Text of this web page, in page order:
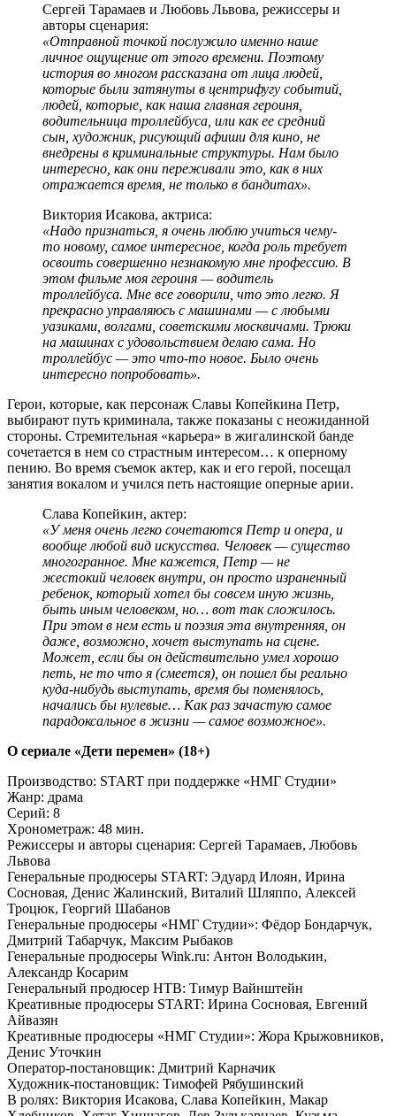
Сергей Тарамаев и Любовь Львова, режиссеры и
авторы сценария:
«Отправной точкой послужило именно наше
личное ощущение от этого времени. Поэтому
история во многом рассказана от лица людей,
которые были затянуты в центрифугу событий,
людей, которые, как наша главная героиня,
водительница троллейбуса, или как ее средний
сын, художник, рисующий афиши для кино, не
внедрены в криминальные структуры. Нам было
интересно, как они переживали это, как в них
отражается время, не только в бандитах».
Виктория Исакова, актриса:
«Надо признаться, я очень люблю учиться чему-
то новому, самое интересное, когда роль требует
освоить совершенно незнакомую мне профессию. В
этом фильме моя героиня — водитель
троллейбуса. Мне все говорили, что это легко. Я
прекрасно управляюсь с машинами — с любыми
уазиками, волгами, советскими москвичами. Трюки
на машинах с удовольствием делаю сама. Но
троллейбус — это что-то новое. Было очень
интересно попробовать».
Герои, которые, как персонаж Славы Копейкина Петр,
выбирают путь криминала, также показаны с неожиданной
стороны. Стремительная «карьера» в жигалинской банде
сочетается в нем со страстным интересом… к оперному
пению. Во время съемок актер, как и его герой, посещал
занятия вокалом и учился петь настоящие оперные арии.
Слава Копейкин, актер:
«У меня очень легко сочетаются Петр и опера, и
вообще любой вид искусства. Человек — существо
многогранное. Мне кажется, Петр — не
жестокий человек внутри, он просто израненный
ребенок, который хотел бы совсем иную жизнь,
быть иным человеком, но… вот так сложилось.
При этом в нем есть и поэзия эта внутренняя, он
даже, возможно, хочет выступать на сцене.
Может, если бы он действительно умел хорошо
петь, не то что я (смеется), он пошел бы реально
куда-нибудь выступать, время бы поменялось,
начались бы нулевые… Как раз зачастую самое
парадоксальное в жизни — самое возможное».
О сериале «Дети перемен» (18+)
Производство: START при поддержке «НМГ Студии»
Жанр: драма
Серий: 8
Хронометраж: 48 мин.
Режиссеры и авторы сценария: Сергей Тарамаев, Любовь
Львова
Генеральные продюсеры START: Эдуард Илоян, Ирина
Сосновая, Денис Жалинский, Виталий Шляппо, Алексей
Троцюк, Георгий Шабанов
Генеральные продюсеры «НМГ Студии»: Фёдор Бондарчук,
Дмитрий Табарчук, Максим Рыбаков
Генеральные продюсеры Wink.ru: Антон Володькин,
Александр Косарим
Генеральный продюсер НТВ: Тимур Вайнштейн
Креативные продюсеры START: Ирина Сосновая, Евгений
Айвазян
Креативные продюсеры «НМГ Студии»: Жора Крыжовников,
Денис Уточкин
Оператор-постановщик: Дмитрий Карначик
Художник-постановщик: Тимофей Рябушинский
В ролях: Виктория Исакова, Слава Копейкин, Макар